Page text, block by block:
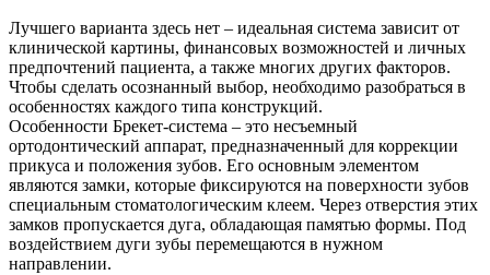
Лучшего варианта здесь нет – идеальная система зависит от
клинической картины, финансовых возможностей и личных
предпочтений пациента, а также многих других факторов.
Чтобы сделать осознанный выбор, необходимо разобраться в
особенностях каждого типа конструкций.
Особенности Брекет-система – это несъемный
ортодонтический аппарат, предназначенный для коррекции
прикуса и положения зубов. Его основным элементом
являются замки, которые фиксируются на поверхности зубов
специальным стоматологическим клеем. Через отверстия этих
замков пропускается дуга, обладающая памятью формы. Под
воздействием дуги зубы перемещаются в нужном
направлении.